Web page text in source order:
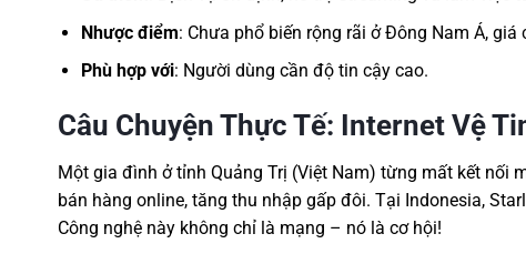
Nhược điểm: Chưa phổ biến rộng rãi ở Đông Nam Á, giá
Phù hợp với: Người dùng cần độ tin cậy cao.
Câu Chuyện Thực Tế: Internet Vệ
Một gia đình ở tỉnh Quảng Trị (Việt Nam) từng mất kết nối
bán hàng online, tăng thu nhập gấp đôi. Tại Indonesia,
Công nghệ này không chỉ là mạng – nó là cơ hội!